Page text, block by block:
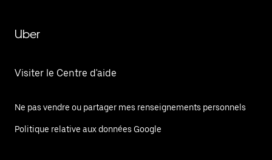
Uber
Visiter le Centre d'aide
Ne pas vendre ou partager mes renseignements personnels
Politique relative aux données Google